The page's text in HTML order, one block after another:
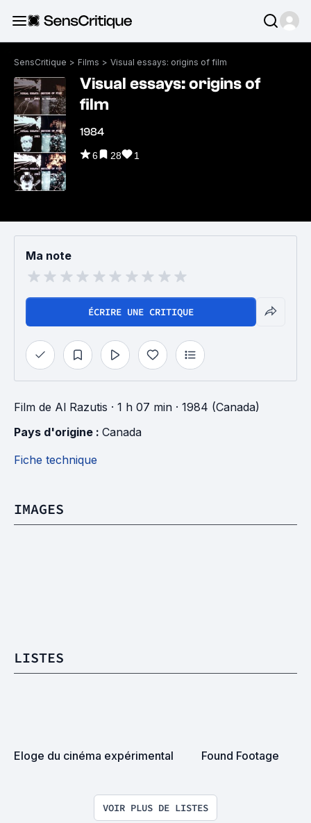
SensCritique > Films > Visual essays: origins of film
Visual essays: origins of
film
1984
6 28 1
Ma note
ÉCRIRE UNE CRITIQUE
Film de Al Razutis · 1 h 07 min · 1984 (Canada)
Pays d'origine : Canada
Fiche technique
IMAGES
LISTES
Eloge du cinéma expérimental Found Footage
VOIR PLUS DE LISTES